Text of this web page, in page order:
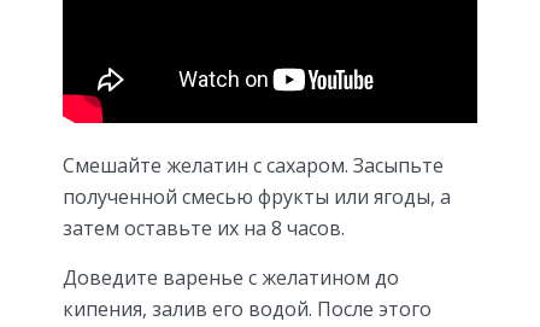
Смешайте желатин с сахаром. Засыпьте
полученной смесью фрукты или ягоды, а
затем оставьте их на 8 часов.
Доведите варенье с желатином до
кипения, залив его водой. После этого